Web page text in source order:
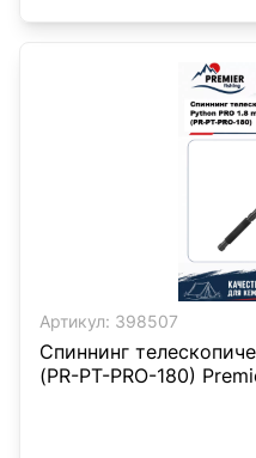
Артикул: 398507
Спиннинг
(РR-PT-PRO-180)